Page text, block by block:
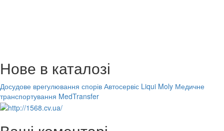
Нове в каталозі
Досудове врегулювання спорів Автосервіс Liqui Moly Медичне
транспортування MedTransfer